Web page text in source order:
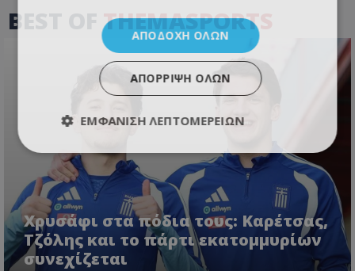
BEST OFTHEMASPORTS
Χρυσάφι στα πόδια τους: Καρέτσας,
Τζόλης και το πάρτι εκατομμυρίων
συνεχίζεται
ΑΠΟΔΟΧΉ ΌΛΩΝ
ΑΠΌΡΡΙΨΗ ΌΛΩΝ
ΕΜΦΆΝΙΣΗ ΛΕΠΤΟΜΕΡΕΙΏΝ